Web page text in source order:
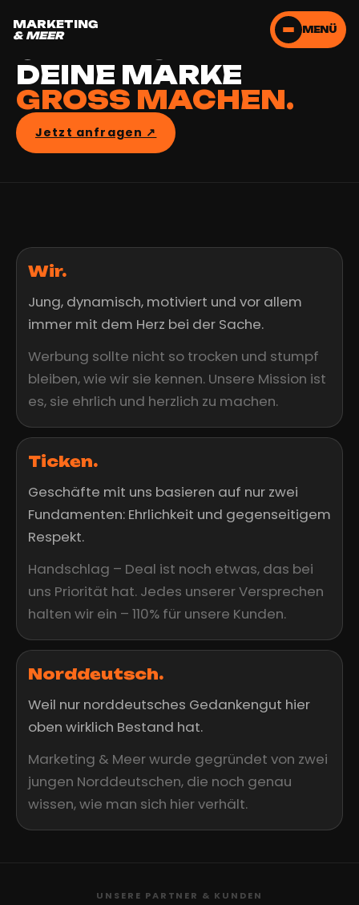
MARKETING
& MEER
MENÜ
LASS UNS
GEMEINSAM
DEINE MARKE
GROSS MACHEN.
Jetzt anfragen ↗︎
Wir.
Jung, dynamisch, motiviert und vor allem
immer mit dem Herz bei der Sache.
Werbung sollte nicht so trocken und stumpf
bleiben, wie wir sie kennen. Unsere Mission ist
es, sie ehrlich und herzlich zu machen.
Ticken.
Geschäfte mit uns basieren auf nur zwei
Fundamenten: Ehrlichkeit und gegenseitigem
Respekt.
Handschlag – Deal ist noch etwas, das bei
uns Priorität hat. Jedes unserer Versprechen
halten wir ein – 110% für unsere Kunden.
Norddeutsch.
Weil nur norddeutsches Gedankengut hier
oben wirklich Bestand hat.
Marketing & Meer wurde gegründet von zwei
jungen Norddeutschen, die noch genau
wissen, wie man sich hier verhält.
UNSERE PARTNER & KUNDEN